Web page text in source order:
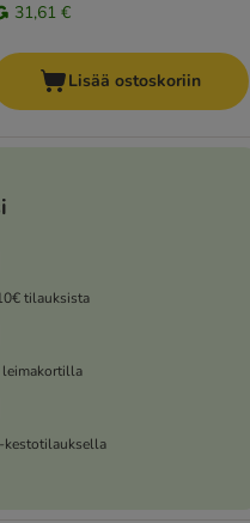
31,61 €
Lisää ostoskoriin
tilauksista
kestotilauksella